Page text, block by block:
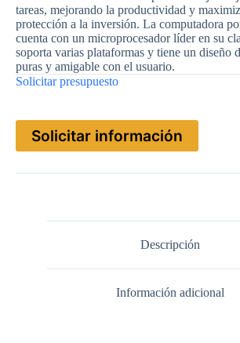
tareas, mejorando la productividad y
protección a la inversión. La computadora
cuenta con un microprocesador líder en su
soporta varias plataformas y tiene un diseño
puras y amigable con el usuario.
Solicitar presupuesto
Solicitar información
Descripción
Información adicional